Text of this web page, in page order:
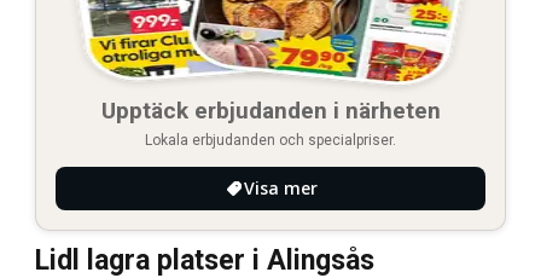
Upptäck erbjudanden i närheten
Lokala erbjudanden och specialpriser.
Visa mer
Lidl lagra platser i Alingsås